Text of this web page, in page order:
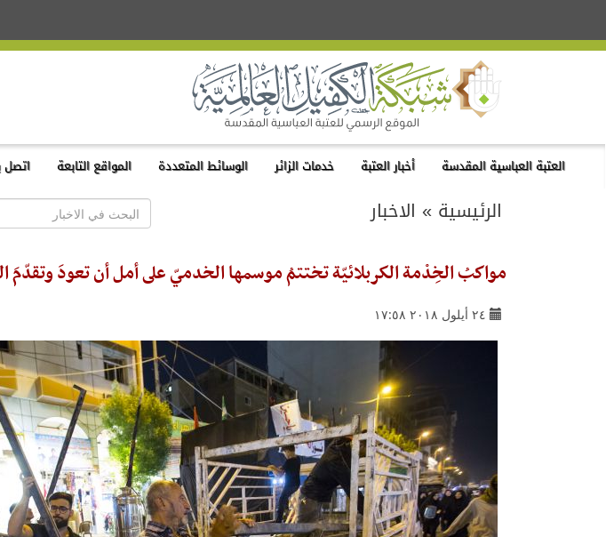
العتبة العباسية المقدسة أخبار العتبة خدمات الزائر الوسائط المتعددة المواقع التابعة اتصل
الرئيسية » الاخبار
مواكبُ الخِدْمة الكربلائيّة تختتمُ موسمها الخدميّ على أمل أن تعودَ وتقدّمَ
٢٤ أيلول ٢٠١٨ ١٧:٥٨